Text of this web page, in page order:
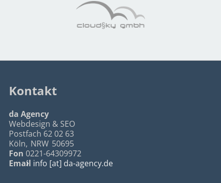
Kontakt
da Agency
Webdesign & SEO
Postfach 62 02 63
Köln, NRW 50695
Fon 0221-64309972
Email info [at] da-agency.de